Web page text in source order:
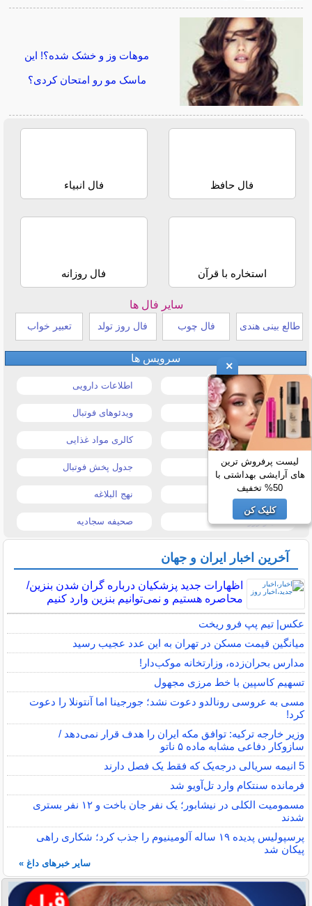
موهات وز و خشک شده؟! این
ماسک مو رو امتحان کردی؟
فال حافظ فال انبیاء
استخاره با قرآن فال روزانه
سایر فال ها
طالع بینی هندی فال چوب فال روز تولد تعبیر خواب
سرویس ها
قیمت خودرو اطلاعات دارویی
قیمت طلا و سکه ویدئوهای فوتبال
قیمت دلار کالری مواد غذایی
قیمت موبایل جدول پخش فوتبال
قیمت تبلت نهج البلاغه
تیتر روزنامه ها صحیفه سجادیه
آخرین اخبار ایران و جهان
اظهارات جدید پزشکیان درباره گران شدن بنزین/
محاصره هستیم و نمی‌توانیم بنزین وارد کنیم
عکس| تیم پپ فرو ریخت
میانگین قیمت مسکن در تهران به این عدد عجیب رسید
مدارس بحران‌زده، وزارتخانه موکب‌دار!
تسهیم کاسپین با خط مرزی مجهول
مسی به عروسی رونالدو دعوت نشد؛ جورجینا اما آنتونلا را دعوت
کرد!
وزیر خارجه ترکیه: توافق مکه ایران را هدف قرار نمی‌دهد /
سازوکار دفاعی مشابه ماده ۵ ناتو
5 انیمه سریالی درجه‌یک که فقط یک فصل دارند
فرمانده سنتکام وارد تل‌آویو شد
مسمومیت الکلی در نیشابور؛ یک نفر جان باخت و ۱۲ نفر بستری
شدند
پرسپولیس پدیده ۱۹ ساله آلومینیوم را جذب کرد؛ شکاری راهی
پیکان شد
سایر خبرهای داغ »
×
لیست پرفروش ترین
های آرایشی بهداشتی با
50% تخفیف
کلیک کن